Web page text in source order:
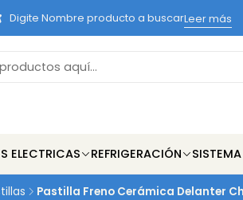
ELECTRICAS REFRIGERACIÓN
Digite Nombre producto a buscarLeer más
Pastilla Freno Cerámica Delanter